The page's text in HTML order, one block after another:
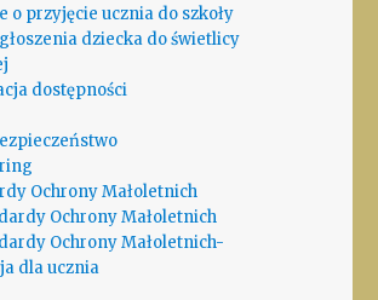
o przyjęcie ucznia do szkoły
dziecka do świetlicy
dostępności
Ochrony Małoletnich
Ochrony Małoletnich
Ochrony Małoletnich-
dla ucznia